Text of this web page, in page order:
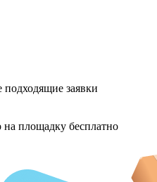
подходящие заявки
на площадку бесплатно